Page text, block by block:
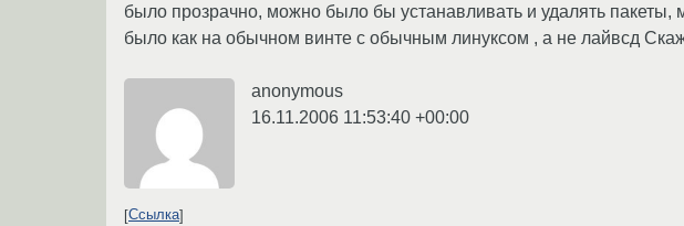
было прозрачно, можно было бы устанавливать и удалять пакеты,
было как на обычном винте с обычным линуксом , а не лайвсд
anonymous
16.11.2006 11:53:40 +00:00
Ссылка